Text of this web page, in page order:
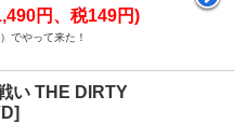
円、税149円)
でやって来た！
い THE DIRTY